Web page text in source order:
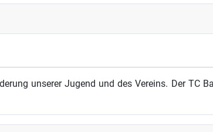
unserer Jugend und des Vereins. Der TC